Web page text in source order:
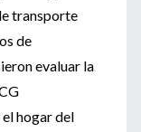
transporte
de
evaluar la
hogar del